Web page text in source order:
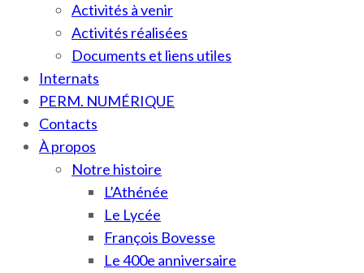
Activités à venir
Activités réalisées
Documents et liens utiles
Internats
PERM. NUMÉRIQUE
Contacts
À propos
Notre histoire
L’Athénée
Le Lycée
François Bovesse
Le 400e anniversaire